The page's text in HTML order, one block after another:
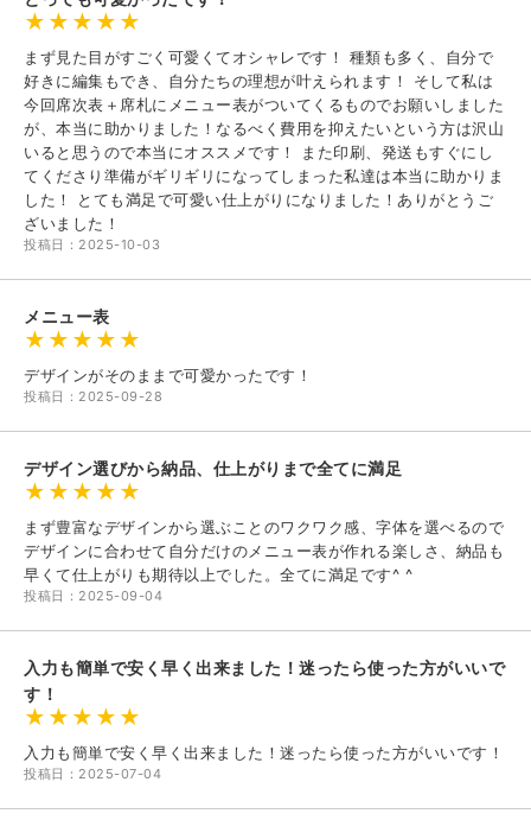
まず見た目がすごく可愛くてオシャレです！ 種類も多く、自分で
好きに編集もでき、自分たちの理想が叶えられます！ そして私は
今回席次表＋席札にメニュー表がついてくるものでお願いしました
が、本当に助かりました！なるべく費用を抑えたいという方は沢山
いると思うので本当にオススメです！ また印刷、発送もすぐにし
てくださり準備がギリギリになってしまった私達は本当に助かりま
した！ とても満足で可愛い仕上がりになりました！ありがとうご
ざいました！
投稿日：2025-10-03
メニュー表
デザインがそのままで可愛かったです！
投稿日：2025-09-28
デザイン選びから納品、仕上がりまで全てに満足
まず豊富なデザインから選ぶことのワクワク感、字体を選べるので
デザインに合わせて自分だけのメニュー表が作れる楽しさ、納品も
早くて仕上がりも期待以上でした。全てに満足です^ ^
投稿日：2025-09-04
入力も簡単で安く早く出来ました！迷ったら使った方がいいで
す！
入力も簡単で安く早く出来ました！迷ったら使った方がいいです！
投稿日：2025-07-04